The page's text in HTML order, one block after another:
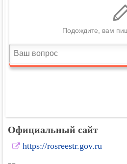
Официальный сайт
https://rosreestr.gov.ru